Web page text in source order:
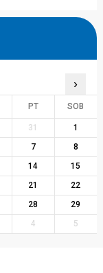
›
PT SOB
31
1
7
8
14
15
21
22
28
29
4 5